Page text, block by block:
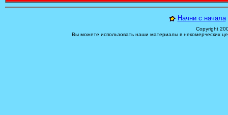
Начни с начала
Copyright
Вы можете использовать наши материалы в некомерческих